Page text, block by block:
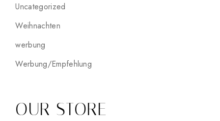
Uncategorized
Weihnachten
werbung
Werbung/Empfehlung
OUR STORE